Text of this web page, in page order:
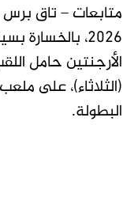
متابعات – تاق
2026،
البطولة.